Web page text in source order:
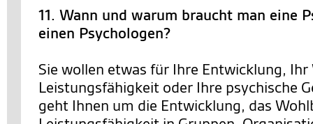
11. Wann und warum braucht man eine
einen Psychologen?
Sie wollen etwas für Ihre Entwicklung,
Leistungsfähigkeit oder Ihre psychische
geht Ihnen um die Entwicklung, das